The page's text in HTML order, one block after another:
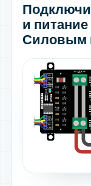
и питание
Силовым